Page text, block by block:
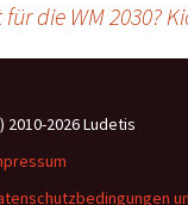
für die WM 2030?
2010-2026 Ludetis